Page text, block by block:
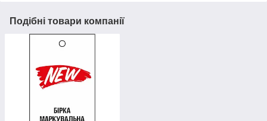
Подібні товари компанії